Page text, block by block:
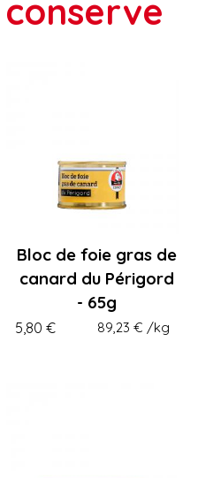
Bloc de foie gras de
canard du Périgord
- 65g
5,80 € 89,23 € /kg